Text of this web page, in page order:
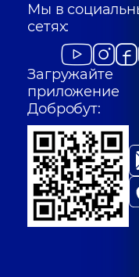
Мы в
сетях:
Загружайте
приложение
Добробут: